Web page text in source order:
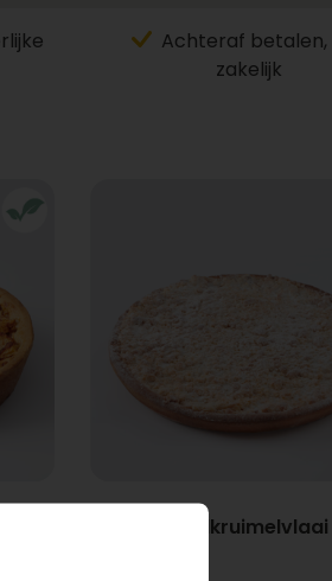
Achteraf betalen,
zakelijk
Appelkruimelvlaai